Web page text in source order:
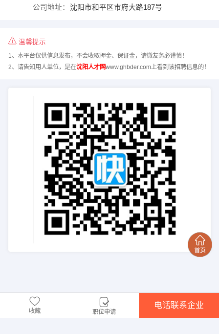
公司地址： 沈阳市和平区市府大路187号
温馨提示
1、本平台仅供信息发布，不会收取押金、保证金，请微友务必谨慎！
2、请告知用人单位，是在沈阳人才网www.ghbder.com上看到该招聘信息的！
收藏 职位申请
电话联系企业